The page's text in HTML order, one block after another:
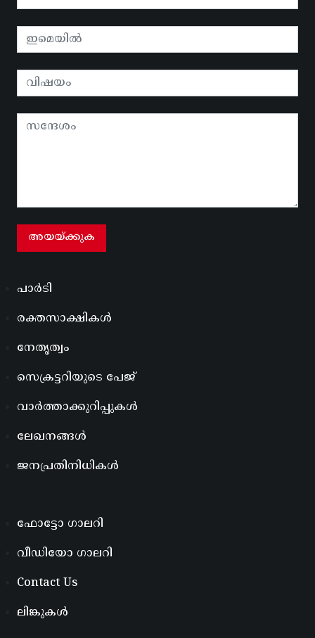
പാർടി
രക്തസാക്ഷികൾ
നേതൃത്വം
സെക്രട്ടറിയുടെ പേജ്
വാർത്താക്കുറിപ്പുകൾ
ലേഖനങ്ങൾ
ജനപ്രതിനിധികൾ
ഫോട്ടോ ഗാലറി
വീഡിയോ ഗാലറി
Contact Us
ലിങ്കുകൾ